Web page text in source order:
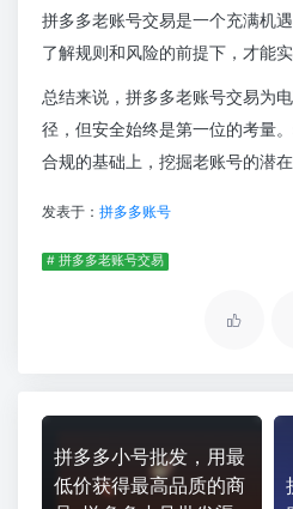
拼多多老账号交易是一个充满机
了解规则和风险的前提下，才能实
总结来说，拼多多老账号交易为
径，但安全始终是第一位的考量
合规的基础上，挖掘老账号的潜在
发表于： 拼多多账号
# 拼多多老账号交易
拼多多小号批发，用最
低价获得最高品质的商